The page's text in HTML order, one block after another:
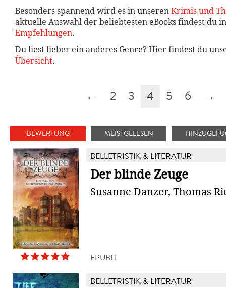
Besonders spannend wird es in unserenKrimis und
aktuelle Auswahl der beliebtesten eBooks findest du
Empfehlungen.
Du liest lieber ein anderes Genre? Hier findest du
Übersicht.
← 2 3 4 5 6 →
BEWERTUNG MEISTGELESEN
BELLETRISTIK & LITERATUR
Der blinde Zeuge
Susanne Danzer, Thomas
EPUBLI
BELLETRISTIK & LITERATUR